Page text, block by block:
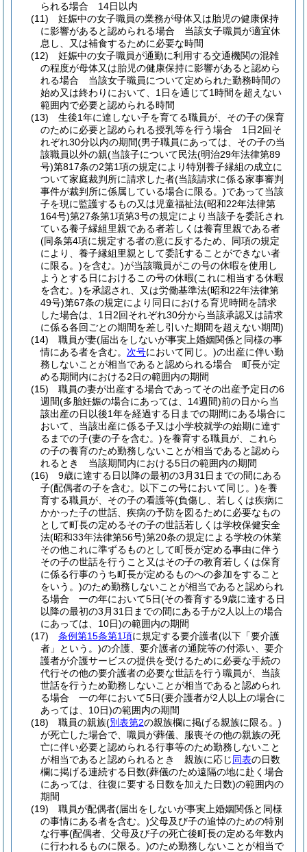
られる場合 14日以内
(11)
妊娠中の女子職員の業務が母体又は胎児の健康保持
に影響があると認められる場合 当該女子職員が適宜休
息し、又は補食するために必要な時間
(12)
妊娠中の女子職員が通勤に利用する交通機関の混雑
の程度が母体又は胎児の健康保持に影響があると認めら
れる場合 当該女子職員について定められた勤務時間の
始め又は終わりにおいて、1日を通じて1時間を超えない
範囲内で必要と認められる時間
(13)
生後1年に達しない子を育てる職員が、その子の保育
のために必要と認められる授乳等を行う場合 1日2回そ
れぞれ30分以内の期間(男子職員にあっては、その子の当
該職員以外の親(当該子について民法(明治29年法律第89
号)第817条の2第1項の規定により特別養子縁組の成立に
ついて家庭裁判所に請求した者(当該請求に係る家事審判
事件が裁判所に係属している場合に限る。)であって当該
子を現に監護するもの又は児童福祉法(昭和22年法律第
164号)第27条第1項第3号の規定により当該子を委託され
ている養子縁組里親である者若しくは養育里親である者
(同条第4項に規定する者の意に反するため、同項の規定
により、養子縁組里親として委託することができない者
に限る。)を含む。)が当該職員がこの号の休暇を使用し
ようとする日におけるこの号の休暇(これに相当する休暇
を含む。)を承認され、又は労働基準法(昭和22年法律第
49号)第67条の規定により同日における育児時間を請求
した場合は、1日2回それぞれ30分から当該承認又は請求
に係る各回ごとの期間を差し引いた期間を超えない期間)
(14)
職員が妻(届出をしないが事実上婚姻関係と同様の事
情にある者を含む。 次号において同じ。)の出産に伴い勤
務しないことが相当であると認められる場合 町長が定
める期間内における2日の範囲内の期間
(15)
職員の妻が出産する場合であってその出産予定日の6
週間(多胎妊娠の場合にあっては、14週間)前の日から当
該出産の日以後1年を経過する日までの期間にある場合に
おいて、当該出産に係る子又は小学校就学の始期に達す
るまでの子(妻の子を含む。)を養育する職員が、これら
の子の養育のため勤務しないことが相当であると認めら
れるとき 当該期間内における5日の範囲内の期間
(16)
9歳に達する日以降の最初の3月31日までの間にある
子(配偶者の子を含む。以下この号において同じ。)を養
育する職員が、その子の看護等(負傷し、若しくは疾病に
かかった子の世話、疾病の予防を図るために必要なもの
として町長の定めるその子の世話若しくは学校保健安全
法(昭和33年法律第56号)第20条の規定による学校の休業
その他これに準ずるものとして町長が定める事由に伴う
その子の世話を行うこと又はその子の教育若しくは保育
に係る行事のうち町長が定めるものへの参加をすること
をいう。)のため勤務しないことが相当であると認められ
る場合 一の年において5日(その養育する9歳に達する日
以降の最初の3月31日までの間にある子が2人以上の場合
にあっては、10日)の範囲内の期間
(17)
条例第15条第1項に規定する要介護者(以下「要介護
者」という。)の介護、要介護者の通院等の付添い、要介
護者が介護サービスの提供を受けるために必要な手続の
代行その他の要介護者の必要な世話を行う職員が、当該
世話を行うため勤務しないことが相当であると認められ
る場合 一の年において5日(要介護者が2人以上の場合に
あっては、10日)の範囲内の期間
(18)
職員の親族(別表第2の親族欄に掲げる親族に限る。)
が死亡した場合で、職員が葬儀、服喪その他の親族の死
亡に伴い必要と認められる行事等のため勤務しないこと
が相当であると認められるとき 親族に応じ同表の日数
欄に掲げる連続する日数(葬儀のため遠隔の地に赴く場合
にあっては、往復に要する日数を加えた日数)の範囲内の
期間
(19)
職員が配偶者(届出をしないが事実上婚姻関係と同様
の事情にある者を含む。)父母及び子の追悼のための特別
な行事(配偶者、父母及び子の死亡後町長の定める年数内
に行われるものに限る。)のため勤務しないことが相当で